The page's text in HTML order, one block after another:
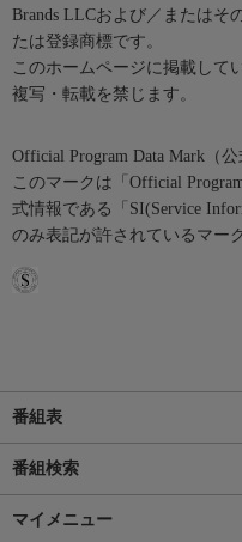
Brands LLCおよび／またはそ
たは登録商標です。
このホームページに掲載して
複写・転載を禁じます。
Official Program Data Mark（
このマークは「Official
式情報である「SI(Service
のみ表記が許されているマー
番組表
番組検索
マイメニュー